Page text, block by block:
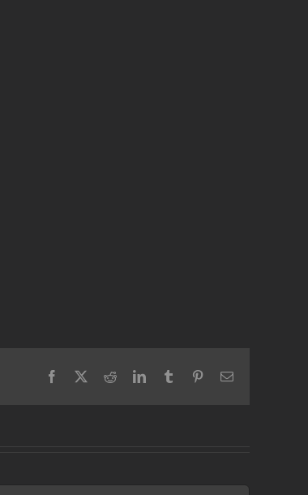
Facebook RedditLinkedInTumblr PinterestEmail